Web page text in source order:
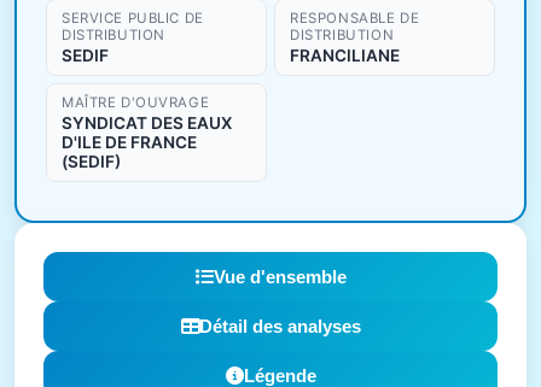
SERVICE PUBLIC DE
DISTRIBUTION
SEDIF
RESPONSABLE DE
DISTRIBUTION
FRANCILIANE
MAÎTRE D'OUVRAGE
SYNDICAT DES EAUX
D'ILE DE FRANCE
(SEDIF)
Vue d'ensemble
Détail des analyses
Légende